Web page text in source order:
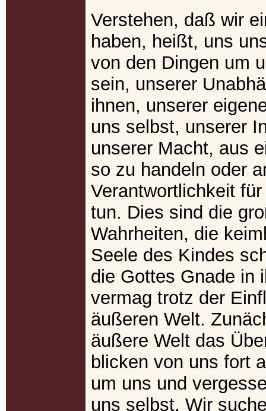
Verstehen, daß wir
haben, heißt, uns
von den Dingen um
sein, unserer
ihnen, unserer
uns selbst, unserer
unserer Macht, aus
so zu handeln oder
Verantwortlichkeit
tun. Dies sind die
Wahrheiten, die
Seele des Kindes
die Gottes Gnade in
vermag trotz der
äußeren Welt.
äußere Welt das
blicken von uns fort
um uns und
uns selbst. Wir